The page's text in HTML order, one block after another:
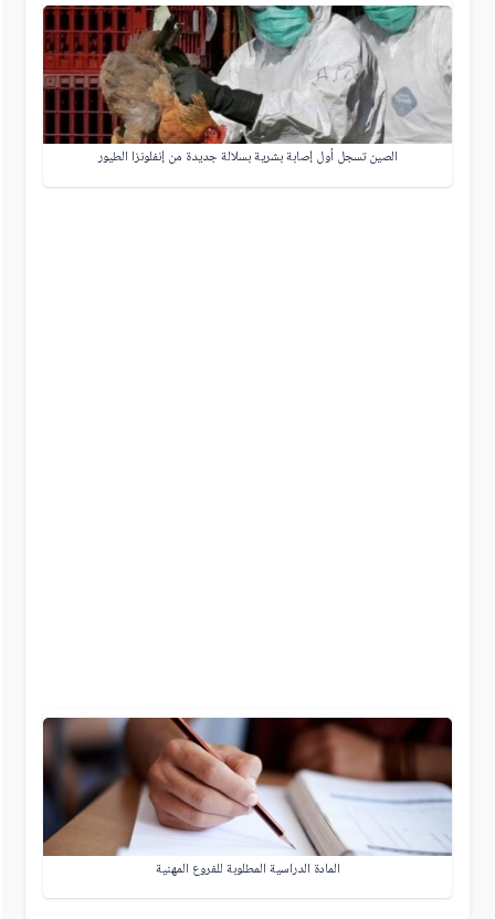
الصين تسجل أول إصابة بشرية بسلالة جديدة من إنفلونزا الطيور
المادة الدراسية المطلوبة للفروع المهنية